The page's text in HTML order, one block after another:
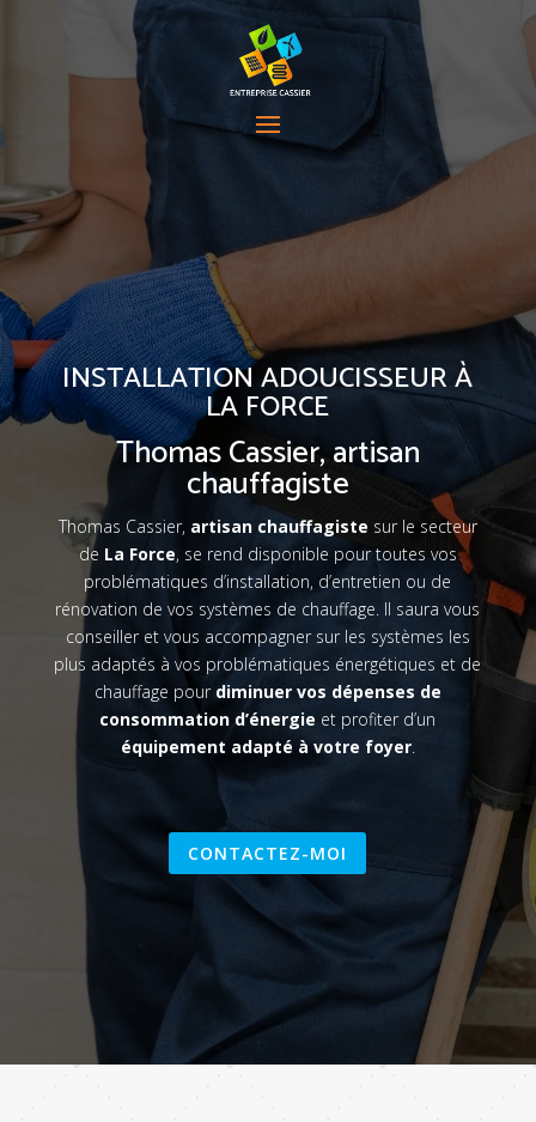
INSTALLATION ADOUCISSEUR À
LA FORCE
ThomasCassier, artisan
chauffagiste
Thomas Cassier, artisan chauffagiste sur le secteur
de La Force, se rend disponible pour toutes vos
problématiques d’installation, d’entretien ou de
rénovation de vos systèmes de chauffage. Il saura vous
conseiller et vous accompagner sur les systèmes les
plus adaptés à vos problématiques énergétiques et de
chauffage pour diminuer vos dépenses de
consommation d’énergie et profiter d’un
équipement adapté à votre foyer.
CONTACTEZ-MOI